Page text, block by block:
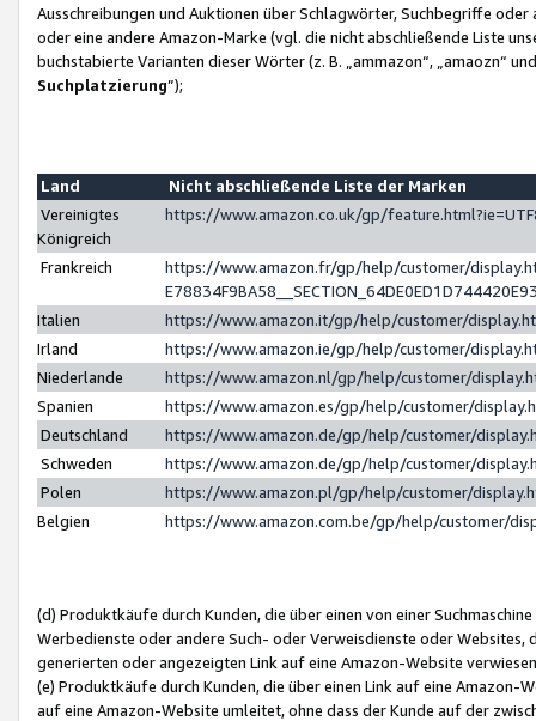
Ausschreibungen und Auktionen über Schlagwörter, Suchbegriffe
oder eine andere Amazon-Marke (vgl. die nicht abschließende Liste
buchstabierte Varianten dieser Wörter (z. B. „ammazon“, „amaozn“
Suchplatzierung”);
Land
Nicht abschließende Liste der Marken
Vereinigtes
Königreich
https://www.amazon.co.uk/gp/
Frankreich
https://www.amazon.fr/gp/help/customer/
Italien
https://www.amazon.it/gp/help/customer/
Irland
https://www.amazon.ie/gp/help/customer/
Niederlande
https://www.amazon.nl/gp/help/customer/
Spanien
https://www.amazon.es/gp/help/customer/
Deutschland
https://www.amazon.de/gp/help/customer/
Schweden
https://www.amazon.de/gp/help/customer/
Polen
https://www.amazon.pl/gp/help/customer/
Belgien
https://www.amazon.com.be/gp/help/customer/
(d) Produktkäufe durch Kunden, die über einen von einer
Werbedienste oder andere Such- oder Verweisdienste oder Websites,
generierten oder angezeigten Link auf eine Amazon-Website
(e) Produktkäufe durch Kunden, die über einen Link auf eine
auf eine Amazon-Website umleitet, ohne dass der Kunde auf der